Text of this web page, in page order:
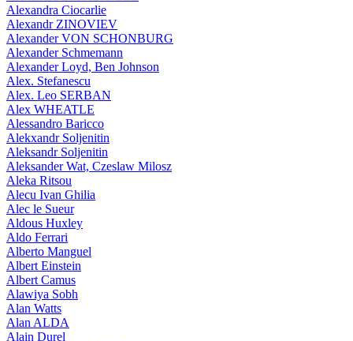
Alexandra Ciocarlie
Alexandr ZINOVIEV
Alexander VON SCHONBURG
Alexander Schmemann
Alexander Loyd, Ben Johnson
Alex. Stefanescu
Alex. Leo SERBAN
Alex WHEATLE
Alessandro Baricco
Alekxandr Soljenitin
Aleksandr Soljenitin
Aleksander Wat, Czeslaw Milosz
Aleka Ritsou
Alecu Ivan Ghilia
Alec le Sueur
Aldous Huxley
Aldo Ferrari
Alberto Manguel
Albert Einstein
Albert Camus
Alawiya Sobh
Alan Watts
Alan ALDA
Alain Durel